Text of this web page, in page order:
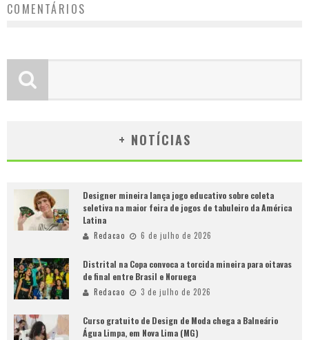
COMENTÁRIOS
+ NOTÍCIAS
Designer mineira lança jogo educativo sobre coleta
seletiva na maior feira de jogos de tabuleiro da América
Latina
Redacao 6 de julho de 2026
Distrital na Copa convoca a torcida mineira para oitavas
de final entre Brasil e Noruega
Redacao 3 de julho de 2026
Curso gratuito de Design de Moda chega a Balneário
Água Limpa, em Nova Lima (MG)